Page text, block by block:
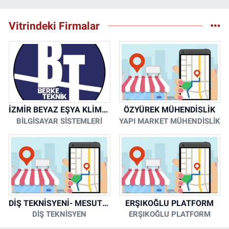
Vitrindeki Firmalar
İZMİR BEYAZ EŞYA KLİMA KOMBİ SERVİSİ
BİLGİSAYAR SİSTEMLERİ
ÖZYÜREK MÜHENDİSLİK
YAPI MARKET MÜHENDİSLİK
DİŞ TEKNİSYENİ- MESUT KORKMAZ
DİŞ TEKNİSYEN
ERŞIKOĞLU PLATFORM
ERŞIKOĞLU PLATFORM